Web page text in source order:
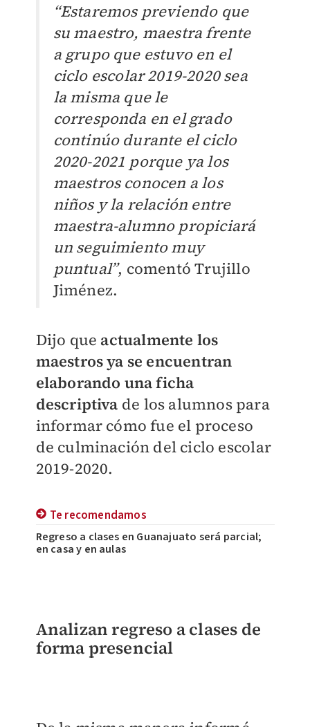
“Estaremos previendo que
su maestro, maestra frente
a grupo que estuvo en el
ciclo escolar 2019-2020 sea
la misma que le
corresponda en el grado
continúo durante el ciclo
2020-2021 porque ya los
maestros conocen a los
niños y la relación entre
maestra-alumno propiciará
un seguimiento muy
puntual”, comentó Trujillo
Jiménez.
Dijo que actualmente los
maestros ya se encuentran
elaborando una ficha
descriptiva de los alumnos para
informar cómo fue el proceso
de culminación del ciclo escolar
2019-2020.
Te recomendamos
Regreso a clases en Guanajuato será parcial;
en casa y en aulas
Analizan regreso a clases de
forma presencial